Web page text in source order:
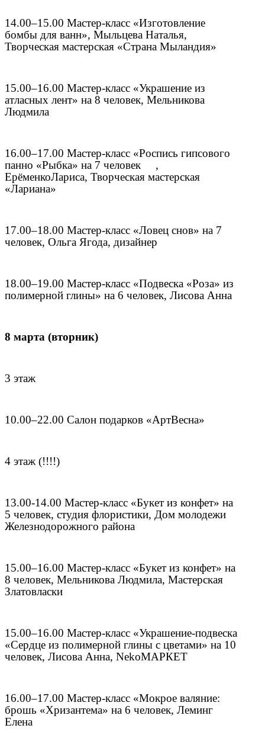
14.00–15.00 Мастер-класс «Изготовление
бомбы для ванн», Мыльцева Наталья,
Творческая мастерская «Страна Мыландия»
15.00–16.00 Мастер-класс «Украшение из
атласных лент» на 8 человек, Мельникова
Людмила
16.00–17.00 Мастер-класс «Роспись гипсового
панно «Рыбка» на 7 человек ,
ЕрёменкоЛариса, Творческая мастерская
«Лариана»
17.00–18.00 Мастер-класс «Ловец снов» на 7
человек, Ольга Ягода, дизайнер
18.00–19.00 Мастер-класс «Подвеска «Роза» из
полимерной глины» на 6 человек, Лисова Анна
8 марта (вторник)
3 этаж
10.00–22.00 Салон подарков «АртВесна»
4 этаж (!!!!)
13.00-14.00 Мастер-класс «Букет из конфет» на
5 человек, студия флористики, Дом молодежи
Железнодорожного района
15.00–16.00 Мастер-класс «Букет из конфет» на
8 человек, Мельникова Людмила, Мастерская
Златовласки
15.00–16.00 Мастер-класс «Украшение-подвеска
«Сердце из полимерной глины с цветами» на 10
человек, Лисова Анна, NekoМАРКЕТ
16.00–17.00 Мастер-класс «Мокрое валяние:
брошь «Хризантема» на 6 человек, Леминг
Елена